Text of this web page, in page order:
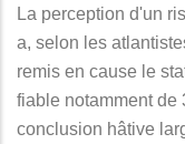
La perception d'un
a, selon les
remis en cause le
fiable notamment de
conclusion hâtive